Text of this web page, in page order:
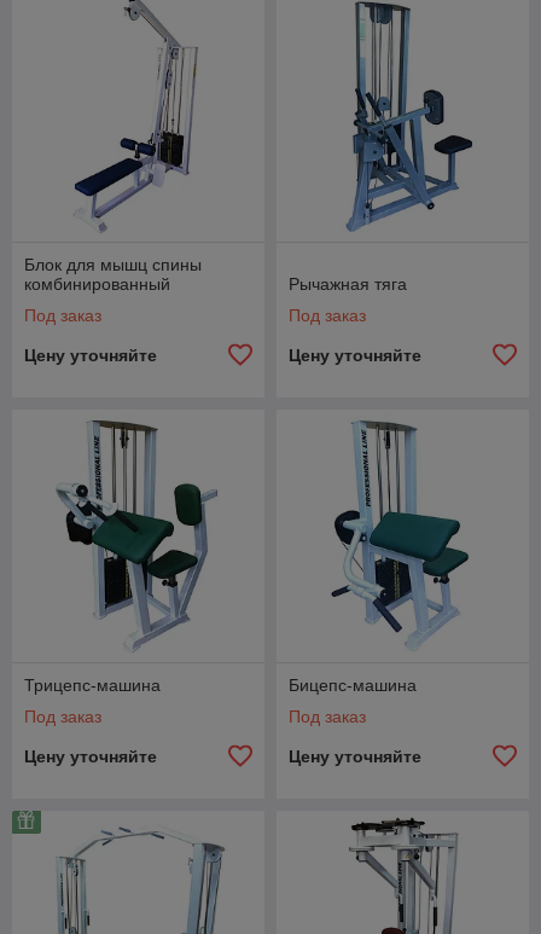
Блок для мышц спины
комбинированный
Под заказ
Цену уточняйте
Рычажная тяга
Под заказ
Цену уточняйте
Трицепс-машина
Под заказ
Цену уточняйте
Бицепс-машина
Под заказ
Цену уточняйте